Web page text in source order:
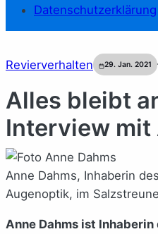
Datenschutzerklärung
Revierverhalten 29. Jan. 2021
Alles bleibt
Interview mit
Anne Dahms, Inhaberin
Augenoptik, im
Anne Dahms ist